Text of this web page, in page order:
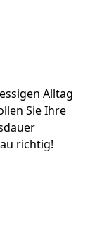
Alltag
Sie Ihre
richtig!